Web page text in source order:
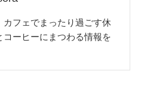
フェでまったり過ごす休
ーヒーにまつわる情報を